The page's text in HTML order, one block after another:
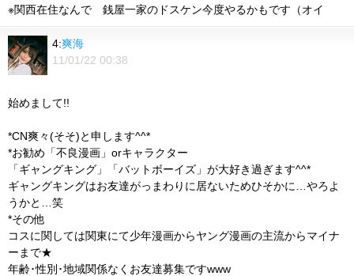
※関西在住なんで 銭屋一家のドスケン今度やるかもです（オイ
4:爽海
11/01/22 00:38
始めまして!!
*CN爽々(そそ)と申します^^*
*お勧め「不良漫画」orキャラクター
「ギャングキング」「バットボーイズ」が大好き過ぎます^^*
ギャングキングはお友達がっまわりに居ないためひそかに…やろよ
うかと…笑
*その他
コスに関しては関東にて少年漫画からヤング漫画の主流からマイナ
ーまで★
年齢･性別･地域関係なくお友達募集ですwww